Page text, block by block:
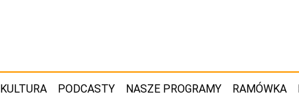
KULTURA PODCASTY NASZE PROGRAMY RAMÓWKA